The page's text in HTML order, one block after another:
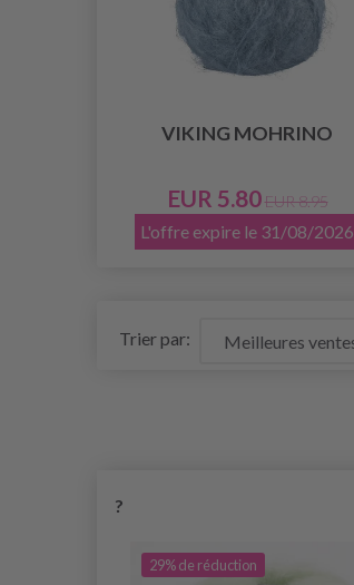
VIKING MOHRINO
EUR 5.80 EUR 8.95
L'offre expire le 31/08/2026
Trier par:
?
29% de réduction